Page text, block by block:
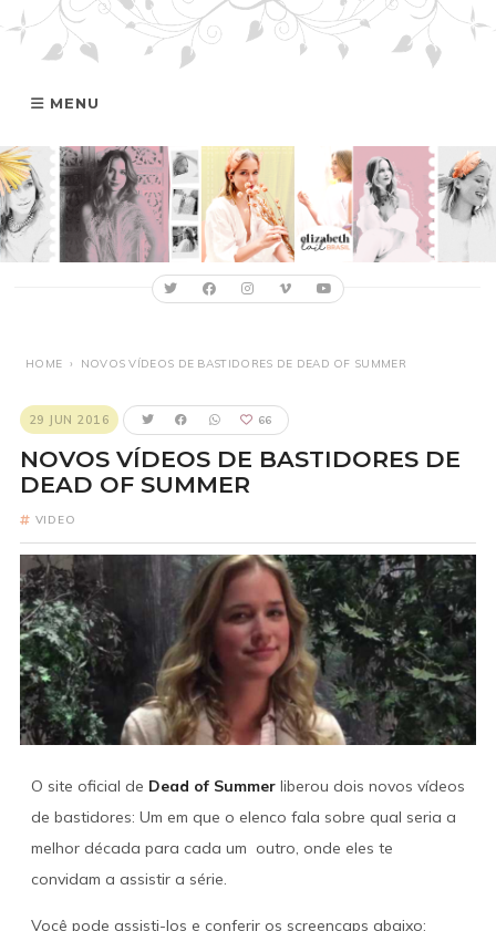
MENU
HOME
GALERIA
ONLINE
HOME › NOVOS VÍDEOS DE BASTIDORES DE DEAD OF SUMMER
29 JUN 2016 66
NOVOS VÍDEOS DE BASTIDORES DE
DEAD OF SUMMER
VIDEO
O site oficial de Dead of Summerliberou dois novos vídeos
de bastidores: Um em que o elenco fala sobre qual seria a
melhor década para cada um outro, onde eles te
convidam a assistir a série.
Você pode assisti-los e conferir os screencaps abaixo: